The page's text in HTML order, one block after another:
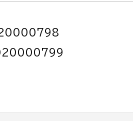
教育部